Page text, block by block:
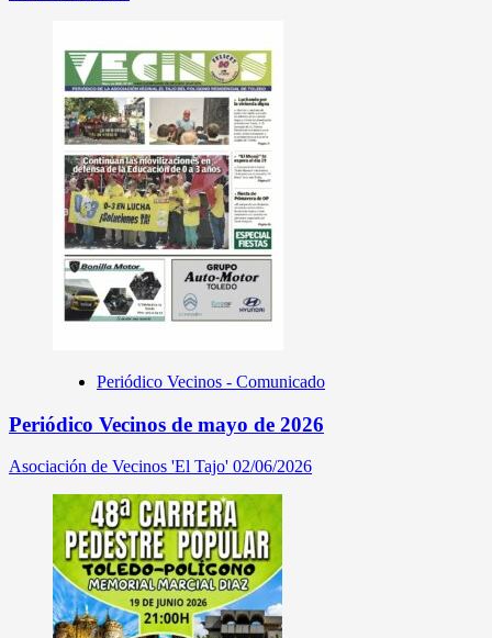
Periódico Vecinos - Comunicado
Periódico Vecinos de mayo de 2026
Asociación de Vecinos 'El Tajo' 02/06/2026